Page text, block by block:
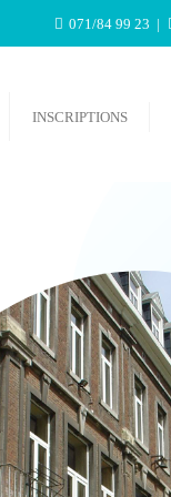
071/84 99 23
INSCRIPTIONS